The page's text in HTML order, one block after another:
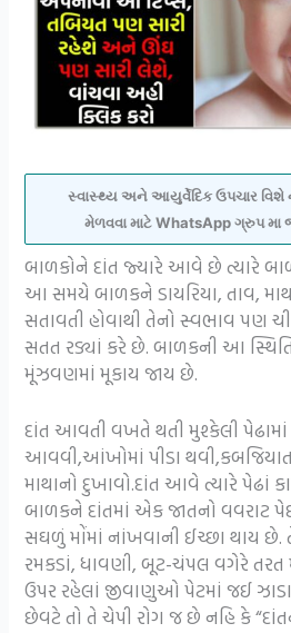
સ્વાસ્થ્ય અને આયુર્વેદિક ઉપચાર વિશે
મેળવવા માટે WhatsApp ગ્રુપ મા
બાળકોને દાંત જ્યારે આવે છે ત્યારે
આ સમયે બાળકને ડાયરિયા, તાવ,
સતાવતી હોવાથી તેનો સ્વભાવ પણ
સતત રડ્યાં કરે છે. બાળકની આ
મૂંઝવણમાં મૂકાય જાય છે.
દાંત આવતી વખતે થતી મુશ્કેલી
આવવી,આંખોમાં પીડા
માથાનો દુખાવો.દાંત આવે ત્યારે પેઢાં
બાળકને દાંતમાં એક જાતનો વવરાટ
સઘળું મોંમાં નાંખવાની ઈચ્છા થાય છે.
રમકડાં, ધાવણી, બૂટ-ચંપલ વગેરે તરત
ઉપર રહેલાં જીવાણુઓ પેટમાં જઈ
છેવટે તો તે ચેપી રોગ જ છે નહિ કે